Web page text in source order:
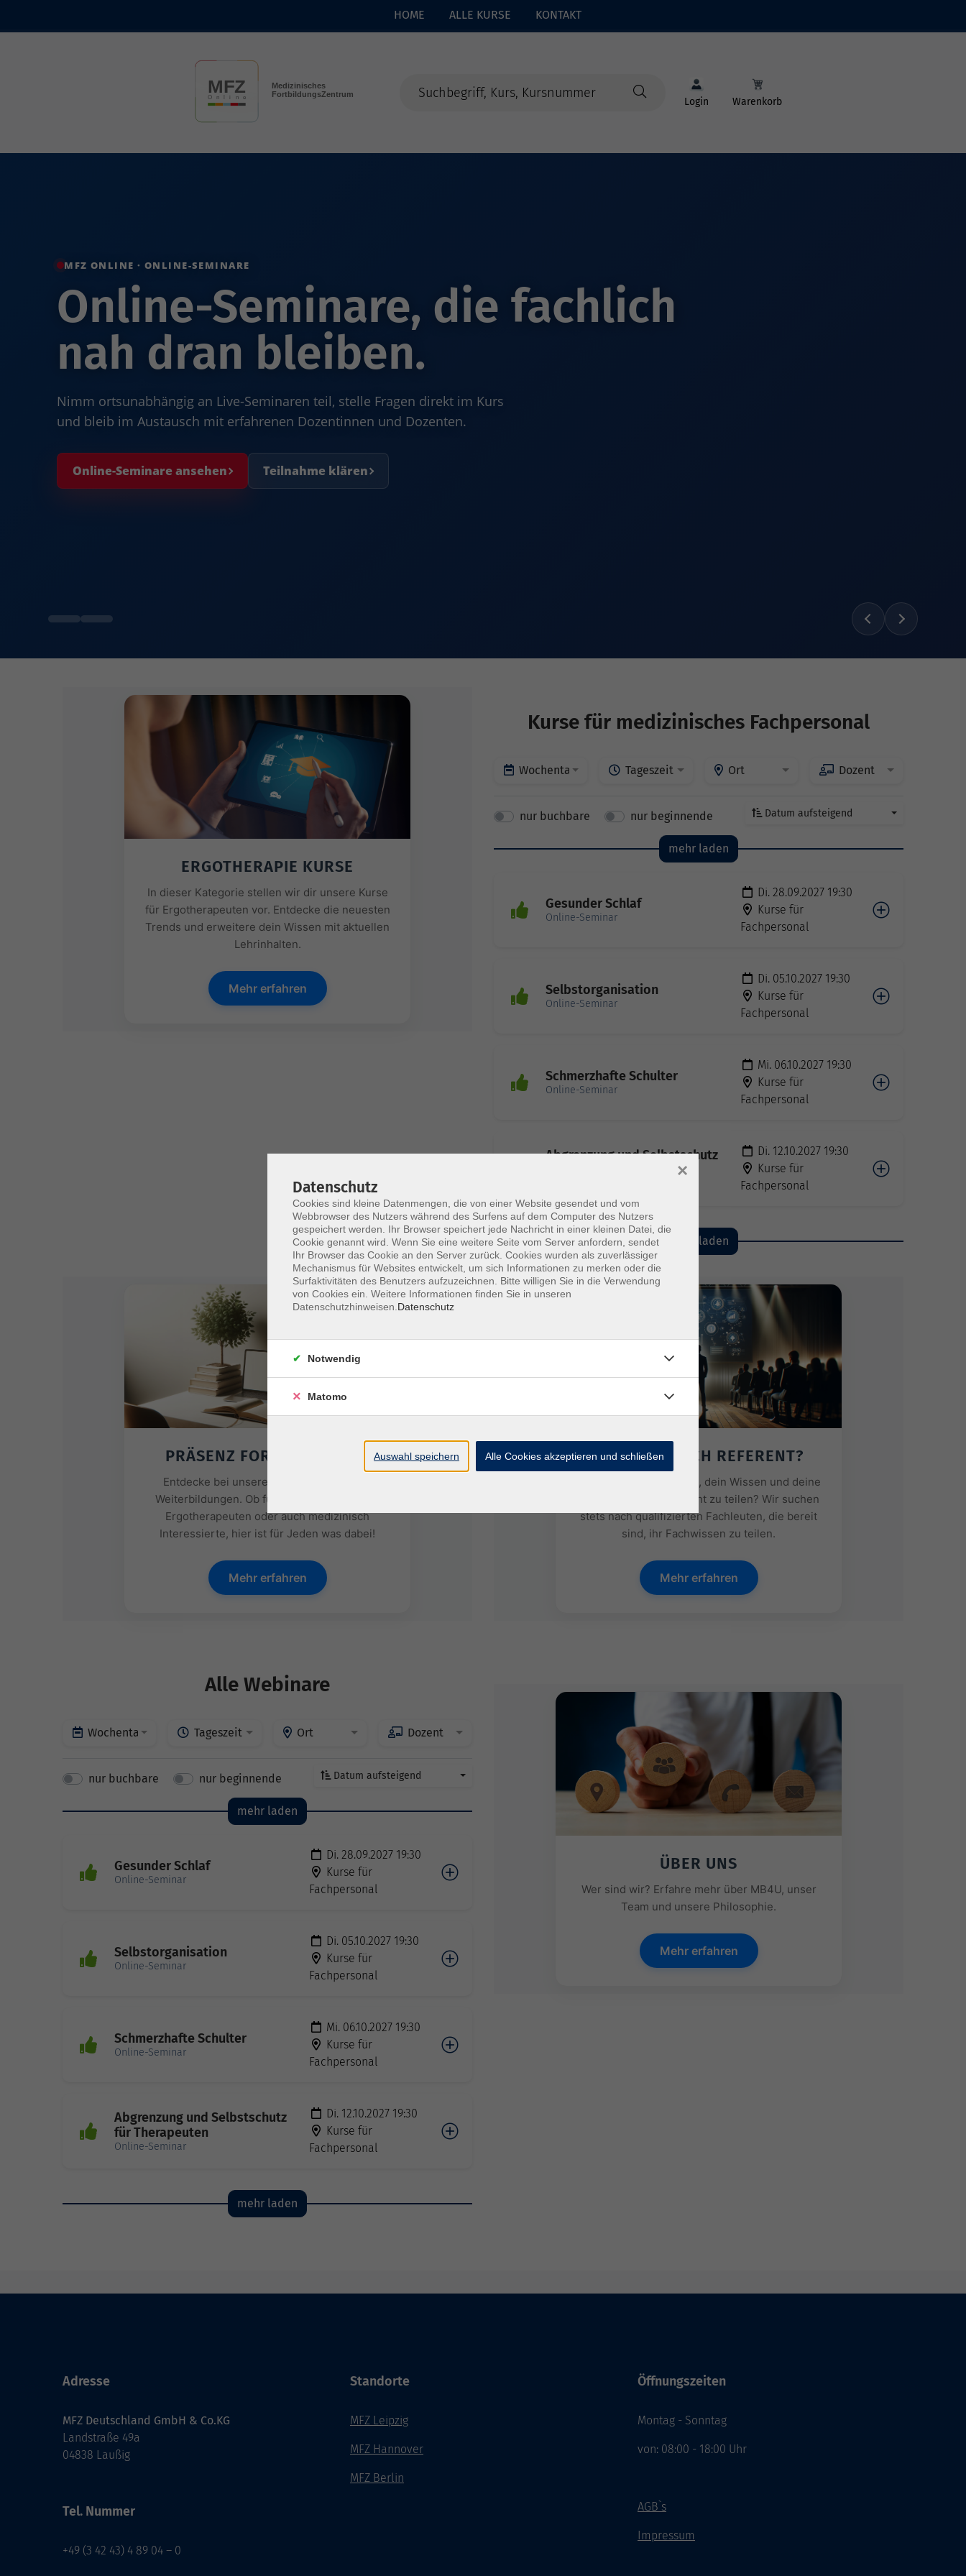
HOME ALLE KURSE KONTAKT
Login Warenkorb
MFZ ONLINE · ONLINE-SEMINARE
Online-Seminare, die fachlich
nah dran bleiben.
Nimm ortsunabhängig an Live-Seminaren teil, stelle Fragen direkt im Kurs
und bleib im Austausch mit erfahrenen Dozentinnen und Dozenten.
Online-Seminare ansehen Teilnahme klären
MFZ ONLINE · E-LEARNINGS
ERGOTHERAPIE KURSE
In dieser Kategorie stellen wir dir unsere Kurse
für Ergotherapeuten vor. Entdecke die neuesten
Trends und erweitere dein Wissen mit aktuellen
Lehrinhalten.
Mehr erfahren
Kurse für medizinisches Fachpersonal
Wochentage Tageszeit Ort Dozent
nur buchbare nur beginnende Datum aufsteigend
mehr laden
Gesunder Schlaf
Online-Seminar
Di. 28.09.2027 19:30
Kurse für
Fachpersonal
Selbstorganisation
Online-Seminar
Di. 05.10.2027 19:30
Kurse für
Fachpersonal
Schmerzhafte Schulter
Online-Seminar
Mi. 06.10.2027 19:30
Kurse für
Fachpersonal
Abgrenzung und Selbstschutz
Di. 12.10.2027 19:30
Kurse für
Fachpersonal
mehr laden
PRÄSENZ FORTBILDUNGEN
Entdecke bei unseren Partnern über 900
Weiterbildungen. Ob für Physiotherapeuten,
Ergotherapeuten oder auch medizinisch
Interessierte, hier ist für Jeden was dabei!
Mehr erfahren
WIE WERDE ICH REFERENT?
Hast du Interesse daran, dein Wissen und deine
Erfahrungen als Referent zu teilen? Wir suchen
stets nach qualifizierten Fachleuten, die bereit
sind, ihr Fachwissen zu teilen.
Mehr erfahren
Alle Webinare
Wochentage Tageszeit Ort Dozent
nur buchbare nur beginnende Datum aufsteigend
mehr laden
Gesunder Schlaf
Online-Seminar
Di. 28.09.2027 19:30
Kurse für
Fachpersonal
Selbstorganisation
Online-Seminar
Di. 05.10.2027 19:30
Kurse für
Fachpersonal
Schmerzhafte Schulter
Online-Seminar
Mi. 06.10.2027 19:30
Kurse für
Fachpersonal
Abgrenzung und Selbstschutz
für Therapeuten
Online-Seminar
Di. 12.10.2027 19:30
Kurse für
Fachpersonal
mehr laden
ÜBER UNS
Wer sind wir? Erfahre mehr über MB4U, unser
Team und unsere Philosophie.
Mehr erfahren
Adresse
MFZ Deutschland GmbH & Co.KG
Landstraße 49a
04838 Laußig
Tel. Nummer
+49 (3 42 43) 4 89 04 – 0
Standorte
MFZ Leipzig
MFZ Hannover
MFZ Berlin
Öffnungszeiten
Montag - Sonntag
von: 08:00 - 18:00 Uhr
AGB`s
Impressum
Datenschutz
Cookies sind kleine Datenmengen, die von einer Website gesendet und vom
Webbrowser des Nutzers während des Surfens auf dem Computer des Nutzers
gespeichert werden. Ihr Browser speichert jede Nachricht in einer kleinen Datei, die
Cookie genannt wird. Wenn Sie eine weitere Seite vom Server anfordern, sendet
Ihr Browser das Cookie an den Server zurück. Cookies wurden als zuverlässiger
Mechanismus für Websites entwickelt, um sich Informationen zu merken oder die
Surfaktivitäten des Benutzers aufzuzeichnen. Bitte willigen Sie in die Verwendung
von Cookies ein. Weitere Informationen finden Sie in unseren
Datenschutzhinweisen. Datenschutz
×
Notwendig
Matomo
Auswahl speichern Alle Cookies akzeptieren und schließen